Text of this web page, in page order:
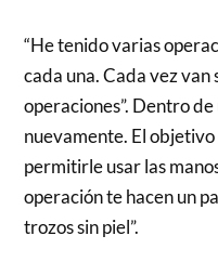
“He tenido varias
cada una. Cada vez van
operaciones”. Dentro
nuevamente. El
permitirle usar las
operación te hacen un
trozos sin piel”.